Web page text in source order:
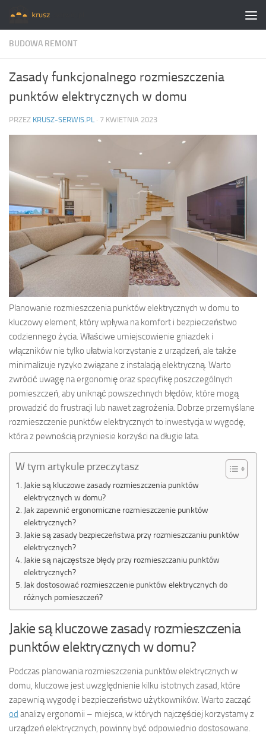
Skip to content
BUDOWA REMONT
Zasady funkcjonalnego rozmieszczenia
punktów elektrycznych w domu
PRZEZ KRUSZ-SERWIS.PL · 7 KWIETNIA 2023
Planowanie rozmieszczenia punktów elektrycznych w domu to
kluczowy element, który wpływa na komfort i bezpieczeństwo
codziennego życia. Właściwe umiejscowienie gniazdek i
włączników nie tylko ułatwia korzystanie z urządzeń, ale także
minimalizuje ryzyko związane z instalacją elektryczną. Warto
zwrócić uwagę na ergonomię oraz specyfikę poszczególnych
pomieszczeń, aby uniknąć powszechnych błędów, które mogą
prowadzić do frustracji lub nawet zagrożenia. Dobrze przemyślane
rozmieszczenie punktów elektrycznych to inwestycja w wygodę,
która z pewnością przyniesie korzyści na długie lata.
W tym artykule przeczytasz
Jakie są kluczowe zasady rozmieszczenia punktów
elektrycznych w domu?
Jak zapewnić ergonomiczne rozmieszczenie punktów
elektrycznych?
Jakie są zasady bezpieczeństwa przy rozmieszczaniu punktów
elektrycznych?
Jakie są najczęstsze błędy przy rozmieszczaniu punktów
elektrycznych?
Jak dostosować rozmieszczenie punktów elektrycznych do
różnych pomieszczeń?
Jakie są kluczowe zasady rozmieszczenia
punktów elektrycznych w domu?
Podczas planowania rozmieszczenia punktów elektrycznych w
domu, kluczowe jest uwzględnienie kilku istotnych zasad, które
zapewnią wygodę i bezpieczeństwo użytkowników. Warto zacząć
od analizy ergonomii – miejsca, w których najczęściej korzystamy z
urządzeń elektrycznych, powinny być odpowiednio dostosowane.